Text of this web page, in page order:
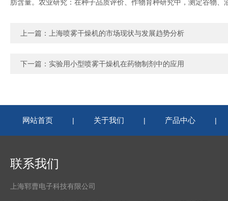
肪含量。农业研究：在种子品质评价、作物育种研究中，测定谷物
上一篇： 上海喷雾干燥机的市场现状与发展趋势分析
下一篇： 实验用小型喷雾干燥机在药物制剂中的应用
网站首页 | 关于我们 | 产品中心 |
联系我们
上海郓曹电子科技有限公司